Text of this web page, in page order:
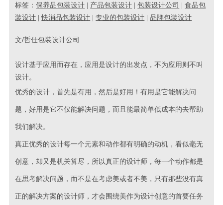
标签：保养品包装设计 产品包装设计 |包装设计公司 |食品包
装设计 |快消品包装设计 |专业的包装设计 |品牌包装设计
文/哲仕包装设计公司
设计基于应用而存在，应用是设计的出发点，不为应用则不叫
设计。
优秀的设计，首先是有用，然后是好用！有用是它能解决问
题，好用是它不仅能解决问题，而且能最简单低成本的去帮助
我们解决。
真正优秀的设计每一个元素和动作都有明确的动机，看似毫无
创意，却又是机关算尽，所以真正的设计师，每一个动作都是
在思考解决问题，而不是在考虑美或者不美，只有那些没有真
正的解决方案的设计师，才会围绕美作为设计创意的首要任务